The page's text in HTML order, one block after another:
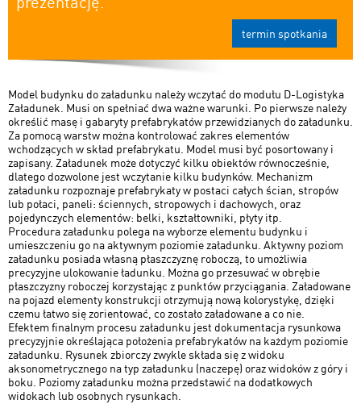
termin spotkania
Model budynku do załadunku należy wczytać do modułu D-Logistyka
Załadunek. Musi on spełniać dwa ważne warunki. Po pierwsze należy
określić masę i gabaryty prefabrykatów przewidzianych do załadunku.
Za pomocą warstw można kontrolować zakres elementów
wchodzących w skład prefabrykatu. Model musi być posortowany i
zapisany. Załadunek może dotyczyć kilku obiektów równocześnie,
dlatego dozwolone jest wczytanie kilku budynków. Mechanizm
załadunku rozpoznaje prefabrykaty w postaci całych ścian, stropów
lub połaci, paneli: ściennych, stropowych i dachowych, oraz
pojedynczych elementów: belki, kształtowniki, płyty itp.
Procedura załadunku polega na wyborze elementu budynku i
umieszczeniu go na aktywnym poziomie załadunku. Aktywny poziom
załadunku posiada własną płaszczyznę roboczą, to umożliwia
precyzyjne ulokowanie ładunku. Można go przesuwać w obrębie
płaszczyzny roboczej korzystając z punktów przyciągania. Załadowane
na pojazd elementy konstrukcji otrzymują nową kolorystykę, dzięki
czemu łatwo się zorientować, co zostało załadowane a co nie.
Efektem finalnym procesu załadunku jest dokumentacja rysunkowa
precyzyjnie określająca położenia prefabrykatów na każdym poziomie
załadunku. Rysunek zbiorczy zwykle składa się z widoku
aksonometrycznego na typ załadunku (naczepę) oraz widoków z góry i
boku. Poziomy załadunku można przedstawić na dodatkowych
widokach lub osobnych rysunkach.